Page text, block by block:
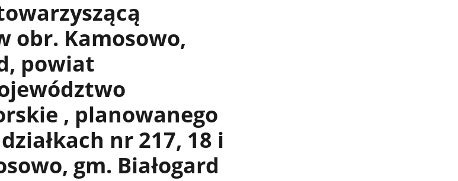
obr. Kamosowo,
powiat
, planowanego
nr 217, 18 i
gm. Białogard